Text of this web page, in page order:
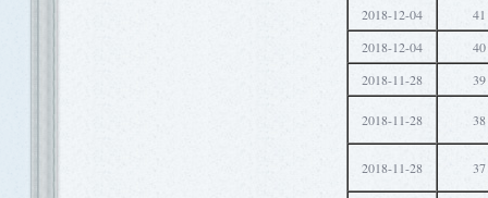
2018-12-04
41
2018-12-04
40
2018-11-28
39
2018-11-28 38
2018-11-28 37